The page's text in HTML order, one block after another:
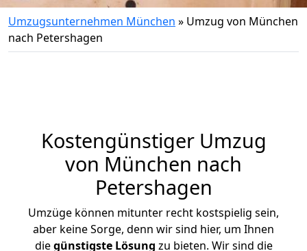
Umzugsunternehmen München » Umzug von München
nach Petershagen
Kostengünstiger Umzug
von München nach
Petershagen
Umzüge können mitunter recht kostspielig sein,
aber keine Sorge, denn wir sind hier, um Ihnen
diegünstigste Lösung zu bieten. Wir sind die